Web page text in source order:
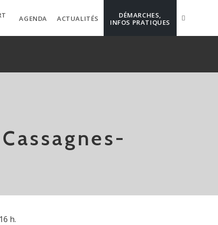
AGENDA ACTUALITÉS
DÉMARCHES,
INFOS PRATIQUES
h.